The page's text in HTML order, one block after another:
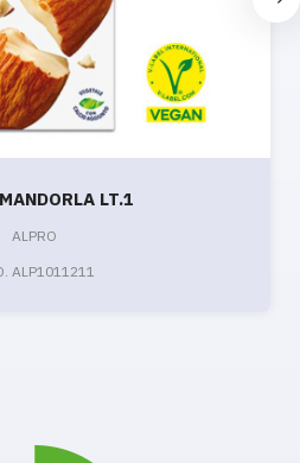
LT.1
ALPRO
ALP1011211